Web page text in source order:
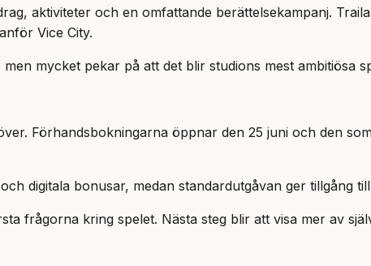
aktiviteter och en omfattande berättelsekampanj.
Vice City.
mycket pekar på att det blir studions mest ambitiösa
Förhandsbokningarna öppnar den 25 juni och den
digitala bonusar, medan standardutgåvan ger tillgång
frågorna kring spelet. Nästa steg blir att visa mer av